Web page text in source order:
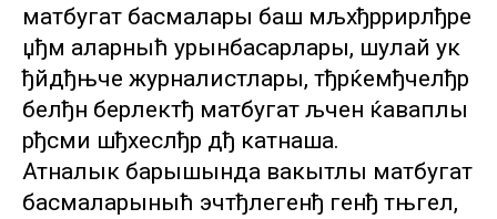
матбугат басмалары баш мљхђррирлђре
џђм аларныћ урынбасарлары, шулай ук
ђйдђњче журналистлары, тђрќемђчелђр
белђн берлектђ матбугат љчен ќаваплы
рђсми шђхеслђр дђ катнаша.
Атналык барышында вакытлы матбугат
басмаларыныћ эчтђлегенђ генђ тњгел,